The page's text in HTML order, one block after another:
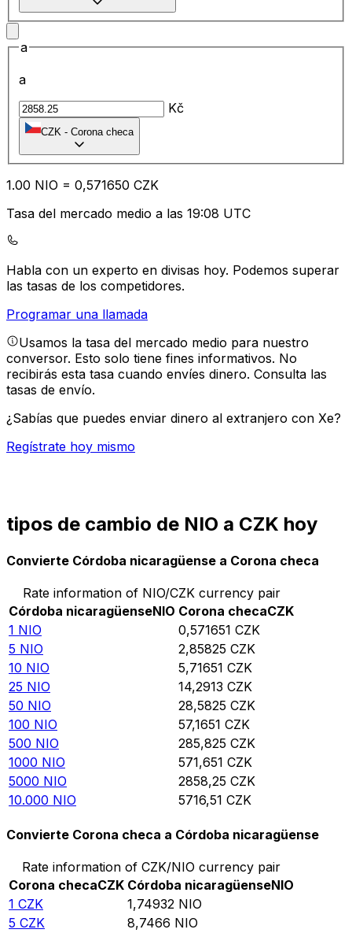
a
a
Kč
CZK - Corona checa
1.00 NIO = 0,571650 CZK
Tasa del mercado medio a las 19:08 UTC
Habla con un experto en divisas hoy. Podemos superar
las tasas de los competidores.
Programar una llamada
Usamos la tasa del mercado medio para nuestro
conversor. Esto solo tiene fines informativos. No
recibirás esta tasa cuando envíes dinero. Consulta las
tasas de envío.
¿Sabías que puedes enviar dinero al extranjero con Xe?
Regístrate hoy mismo
tipos de cambio de NIO a CZK hoy
Convierte Córdoba nicaragüense a Corona checa
Rate information of NIO/CZK currency pair
Córdoba nicaragüenseNIO Corona checaCZK
1 NIO 0,571651 CZK
5 NIO 2,85825 CZK
10 NIO 5,71651 CZK
25 NIO 14,2913 CZK
50 NIO 28,5825 CZK
100 NIO 57,1651 CZK
500 NIO 285,825 CZK
1000 NIO 571,651 CZK
5000 NIO 2858,25 CZK
10.000 NIO 5716,51 CZK
Convierte Corona checa a Córdoba nicaragüense
Rate information of CZK/NIO currency pair
Corona checaCZK Córdoba nicaragüenseNIO
1 CZK 1,74932 NIO
5 CZK 8,7466 NIO